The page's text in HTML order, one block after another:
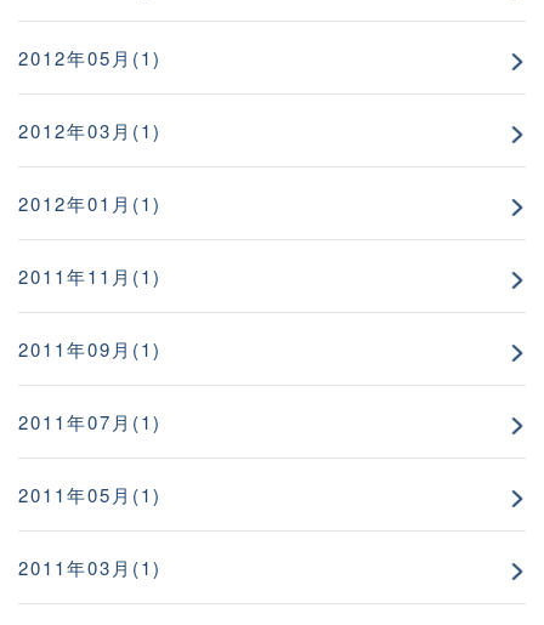
2012年05月(1)
2012年03月(1)
2012年01月(1)
2011年11月(1)
2011年09月(1)
2011年07月(1)
2011年05月(1)
2011年03月(1)